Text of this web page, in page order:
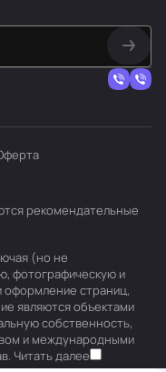
рекомендательные
(но не
фотографическую и
оформление страниц,
являются объектами
собственность,
и международными
Читать далее